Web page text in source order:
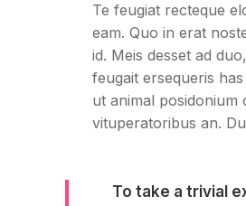
Te feugiat recteque
eam. Quo in erat
id. Meis desset ad
feugait ersequeris
ut animal
vituperatoribus an.
To take a trivial